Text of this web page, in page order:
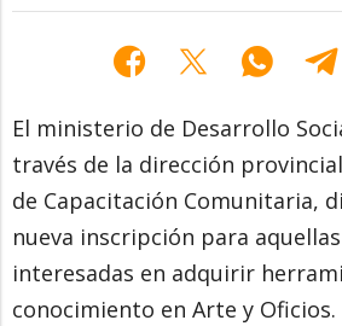
El ministerio de Desarrollo
través de la dirección
de Capacitación Comunitaria,
nueva inscripción para
interesadas en adquirir
conocimiento en Arte y Oficios.